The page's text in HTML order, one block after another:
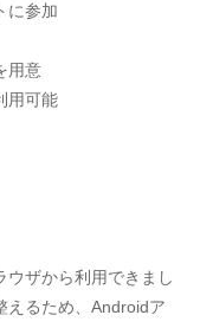
に参加
用意
用可能
ウザから利用できまし
えるため、Androidア